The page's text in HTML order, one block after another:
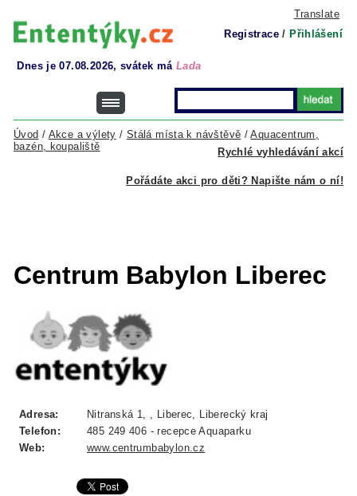
Translate
Registrace / Přihlášení
Dnes je 07.08.2026, svátek má Lada
Rychlé vyhledávání akcí
Úvod / Akce a výlety / Stálá místa k návštěvě /Aquacentrum,
bazén, koupaliště
Pořádáte akci pro děti? Napište nám o ní!
Centrum Babylon Liberec
Adresa:
Nitranská 1, , Liberec, Liberecký kraj
Telefon:
485 249 406 - recepce Aquaparku
Web:
www.centrumbabylon.cz